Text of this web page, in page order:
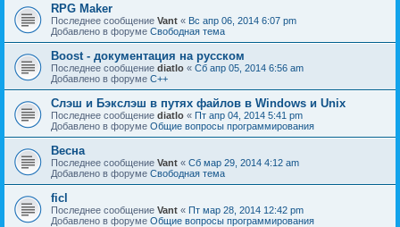
RPG Maker
Последнее сообщение Vant « Вс апр 06, 2014 6:07 pm
Добавлено в форуме Свободная тема
Boost - документация на русском
Последнее сообщение diatlo « Сб апр 05, 2014 6:56 am
Добавлено в форуме C++
Слэш и Бэкслэш в путях файлов в Windows и Unix
Последнее сообщение diatlo « Пт апр 04, 2014 5:41 pm
Добавлено в форуме Общие вопросы программирования
Весна
Последнее сообщение Vant « Сб мар 29, 2014 4:12 am
Добавлено в форуме Свободная тема
ficl
Последнее сообщение Vant « Пт мар 28, 2014 12:42 pm
Добавлено в форуме Общие вопросы программирования